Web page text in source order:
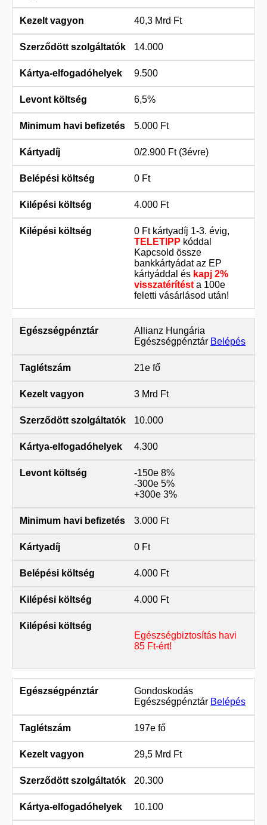
40,3 Mrd Ft
14.000
9.500
6,5%
5.000 Ft
0/2.900 Ft (3évre)
0 Ft
4.000 Ft
0 Ft kártyadíj 1-3. évig,
TELETIPP kóddal
Kapcsold össze
bankkártyádat az EP
kártyáddal és kapj 2%
visszatérítést a 100e
feletti vásárlásod után!
Allianz Hungária
Egészségpénztár Belépés
21e fő
3 Mrd Ft
10.000
4.300
-150e 8%
-300e 5%
+300e 3%
3.000 Ft
0 Ft
4.000 Ft
4.000 Ft
Egészségbiztosítás havi
85 Ft-ért!
Gondoskodás
Egészségpénztár Belépés
197e fő
29,5 Mrd Ft
20.300
10.100